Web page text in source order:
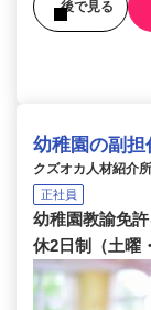
後で見る
幼稚園の副担
クズオカ人材紹介所
正社員
幼稚園教諭免
休2日制（土曜